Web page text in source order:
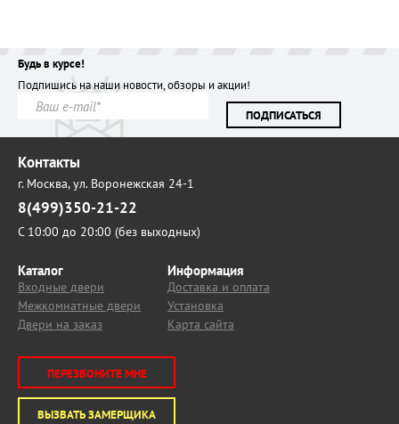
Будь в курсе!
Подпишись на наши новости, обзоры и акции!
ПОДПИСАТЬСЯ
Контакты
г. Москва,ул. Воронежская 24-1
8(499)350-21-22
С 10:00 до 20:00 (без выходных)
Каталог
Входные двери
Межкомнатные двери
Двери на заказ
Информация
Доставка и оплата
Установка
Карта сайта
ПЕРЕЗВОНИТЕ МНЕ
ВЫЗВАТЬ ЗАМЕРЩИКА